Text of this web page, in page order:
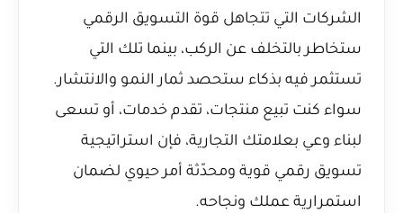
الشركات التي تتجاهل قوة التسويق الرقمي
ستخاطر بالتخلف عن الركب، بينما تلك التي
تستثمر فيه بذكاء ستحصد ثمار النمو والانتشار.
سواء كنت تبيع منتجات، تقدم خدمات، أو تسعى
لبناء وعي بعلامتك التجارية، فإن استراتيجية
تسويق رقمي قوية ومحدّثة أمر حيوي لضمان
استمرارية عملك ونجاحه.